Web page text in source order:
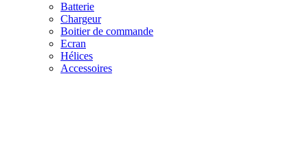
Batterie
Chargeur
Boitier de commande
Ecran
Hélices
Accessoires